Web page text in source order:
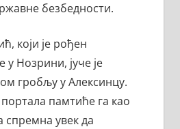
безбедности.
који је рођен
у Нозрини, јуче је
гробљу у Алексинцу.
памтиће га као
спремна увек да